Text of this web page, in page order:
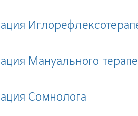
Мануального
Сомнолога